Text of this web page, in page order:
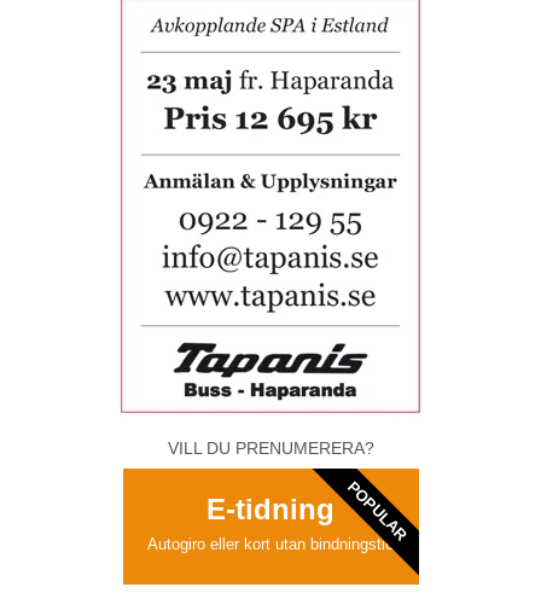
VILL DU PRENUMERERA?
E-tidning
Autogiro eller kort utan bindningstid
POPULAR